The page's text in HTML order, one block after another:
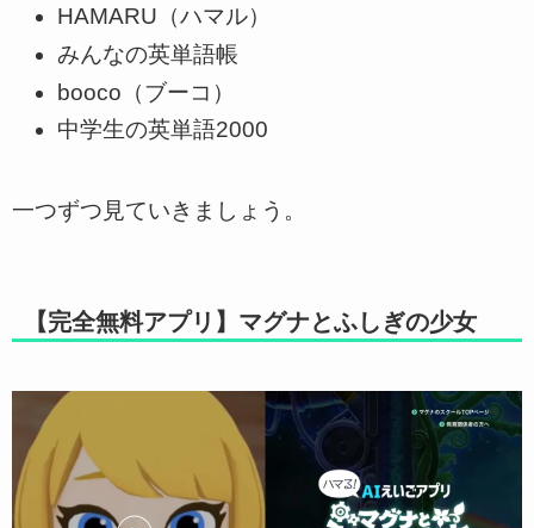
HAMARU（ハマル）
みんなの英単語帳
booco（ブーコ）
中学生の英単語2000
一つずつ見ていきましょう。
【完全無料アプリ】マグナとふしぎの少女